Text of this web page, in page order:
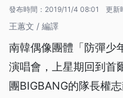
發布時間： 2019/11/4 08:01 更新
王蕙文 / 編譯
南韓偶像團體「防彈少
演唱會，上星期回到首
團BIGBANG的隊長權